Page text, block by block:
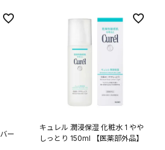
ー
キュレル 潤浸保湿 化粧水 1 やや
しっとり 150ml 【医薬部外品】